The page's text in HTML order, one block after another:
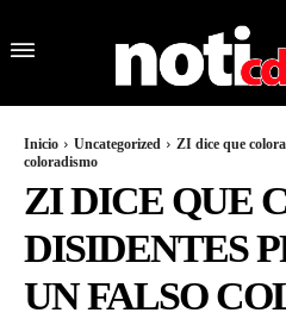
Inicio Uncategorized
ZI dice que
coloradismo
ZI DICE QUE
DISIDENTES
UN FALSO